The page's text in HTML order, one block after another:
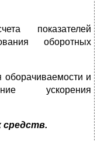
показателей
оборотных
оборачиваемости и
ускорения
средств.